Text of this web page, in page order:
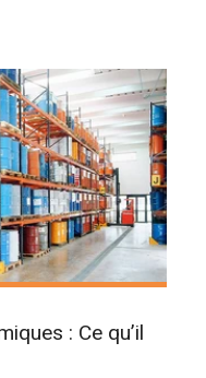
: Ce qu’il